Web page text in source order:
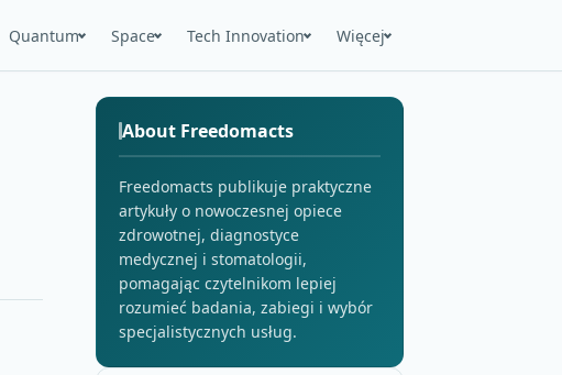
Quantum Space Tech Innovation Więcej
About Freedomacts
Freedomacts publikuje praktyczne
artykuły o nowoczesnej opiece
zdrowotnej, diagnostyce
medycznej i stomatologii,
pomagając czytelnikom lepiej
rozumieć badania, zabiegi i wybór
specjalistycznych usług.